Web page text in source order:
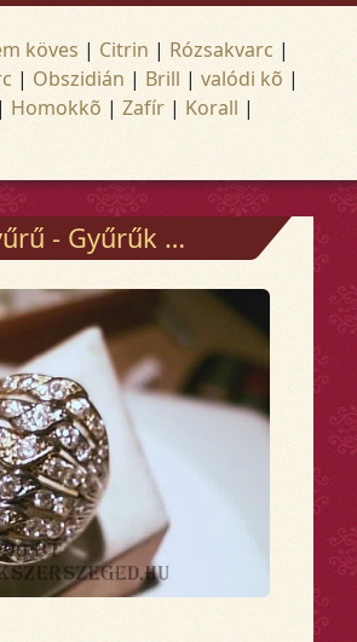
köves | Citrin | Rózsakvarc |
| Obszidián | Brill | valódi kõ |
| Homokkõ | Zafír | Korall |
Gyűrűk - Arany és ezüst ékszerek